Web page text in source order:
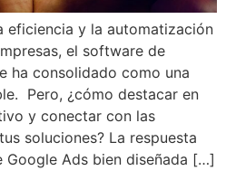
eficiencia y la automatización
el software de
ha consolidado como una
Pero, ¿cómo destacar en
y conectar con las
soluciones? La respuesta
Google Ads bien diseñada […]